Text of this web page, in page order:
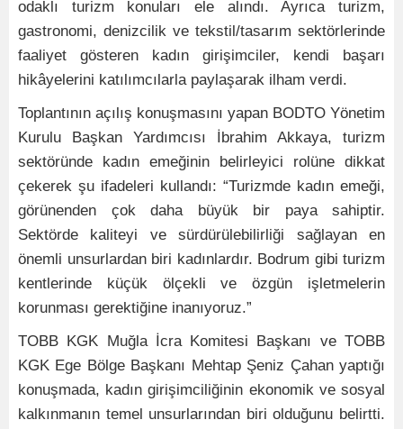
odaklı turizm konuları ele alındı. Ayrıca turizm,
gastronomi, denizcilik ve tekstil/tasarım sektörlerinde
faaliyet gösteren kadın girişimciler, kendi başarı
hikâyelerini katılımcılarla paylaşarak ilham verdi.
Toplantının açılış konuşmasını yapan BODTO Yönetim
Kurulu Başkan Yardımcısı İbrahim Akkaya, turizm
sektöründe kadın emeğinin belirleyici rolüne dikkat
çekerek şu ifadeleri kullandı: “Turizmde kadın emeği,
görünenden çok daha büyük bir paya sahiptir.
Sektörde kaliteyi ve sürdürülebilirliği sağlayan en
önemli unsurlardan biri kadınlardır. Bodrum gibi turizm
kentlerinde küçük ölçekli ve özgün işletmelerin
korunması gerektiğine inanıyoruz.”
TOBB KGK Muğla İcra Komitesi Başkanı ve TOBB
KGK Ege Bölge Başkanı Mehtap Şeniz Çahan yaptığı
konuşmada, kadın girişimciliğinin ekonomik ve sosyal
kalkınmanın temel unsurlarından biri olduğunu belirtti.